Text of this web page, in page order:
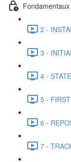
2 -
3 -
4 -
5 -
6 -
7 -